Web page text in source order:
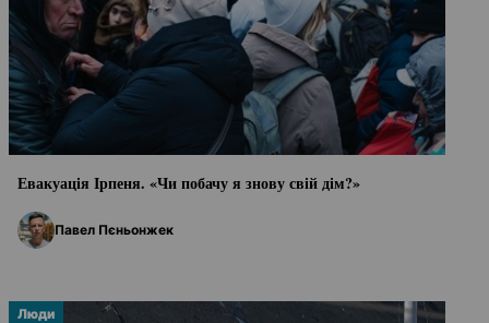
Евакуація Ірпеня. «Чи побачу я знову свій дім?»
Павел Пєньонжек
Люди